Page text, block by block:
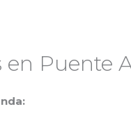
Puente